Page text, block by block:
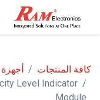
كافة المنتجات
Level Indicator
Module